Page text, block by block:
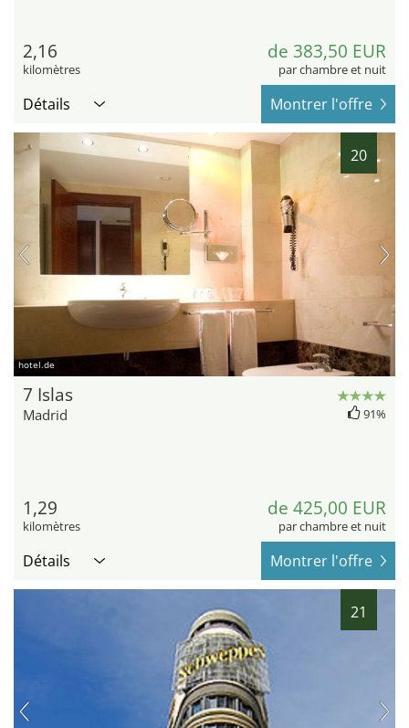
2,16
kilomètres
de 383,50 EUR
par chambre et nuit
Détails Montrer l'offre
20
hotel.de
7 Islas
Madrid 91%
1,29
kilomètres
de 425,00 EUR
par chambre et nuit
Détails Montrer l'offre
21